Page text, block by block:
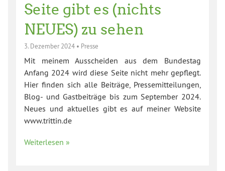
Seite gibt es (nichts
NEUES) zu sehen
3. Dezember 2024 • Presse
Mit meinem Ausscheiden aus dem Bundestag
Anfang 2024 wird diese Seite nicht mehr gepflegt.
Hier finden sich alle Beiträge, Pressemitteilungen,
Blog- und Gastbeiträge bis zum September 2024.
Neues und aktuelles gibt es auf meiner Website
www.trittin.de
Weiterlesen »